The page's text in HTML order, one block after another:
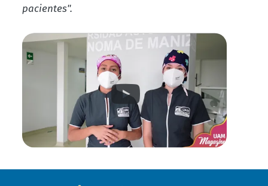
pacientes".